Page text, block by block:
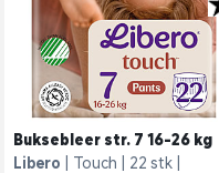
Buksebleer str. 7 16-26 kg
Libero
Touch
22 stk